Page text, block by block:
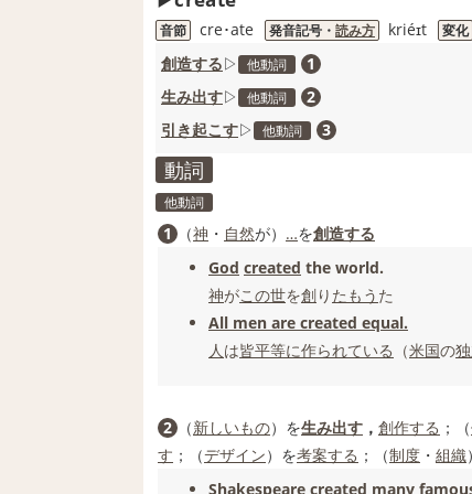
音節 cre･ate 発音記号・ 読み方 kriéɪt 変化
創造する▷ 他動詞
1
生み出す▷ 他動詞
2
引き起こす▷ 他動詞 3
動詞
他動詞
1 （神 ・ 自然が） …を創造する
God created the world.
神がこの世を創り たもう た
All men are created equal.
人は皆平等に作られている （米国の
2 （新しいもの）を生み出す ， 創作する ；（
す ；（デザイン）を考案する ；（制度 ・ 組織
Shakespeare created many